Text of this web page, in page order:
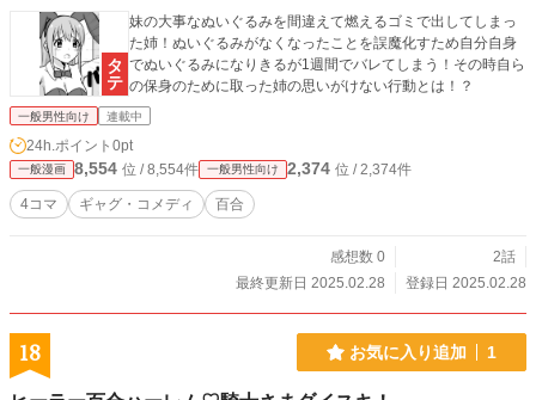
妹の大事なぬいぐるみを間違えて燃えるゴミで出してしまっ
た姉！ぬいぐるみがなくなったことを誤魔化すため自分自身
でぬいぐるみになりきるが1週間でバレてしまう！その時自ら
の保身のために取った姉の思いがけない行動とは！？
一般男性向け 連載中
24h.ポイント 0pt
一般漫画 8,554 位 / 8,554件 一般男性向け 2,374 位 / 2,374件
4コマ ギャグ・コメディ 百合
感想数 0
2話
最終更新日 2025.02.28
登録日 2025.02.28
18 お気に入り追加 1